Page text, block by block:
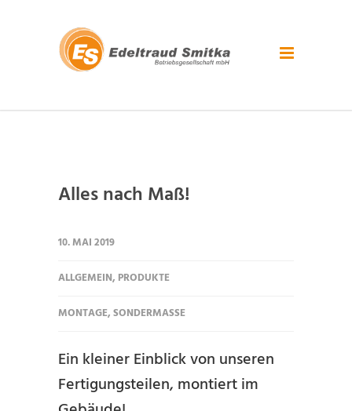
Alles nach Maß!
10. MAI 2019
ALLGEMEIN, PRODUKTE
MONTAGE,SONDERMASSE
Ein kleiner Einblick von unseren
Fertigungsteilen, montiert im